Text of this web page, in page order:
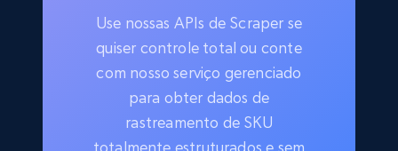
Use nossas APIs de Scraper se
quiser controle total ou conte
com nosso serviço gerenciado
para obter dados de
rastreamento de SKU
totalmente estruturados e sem